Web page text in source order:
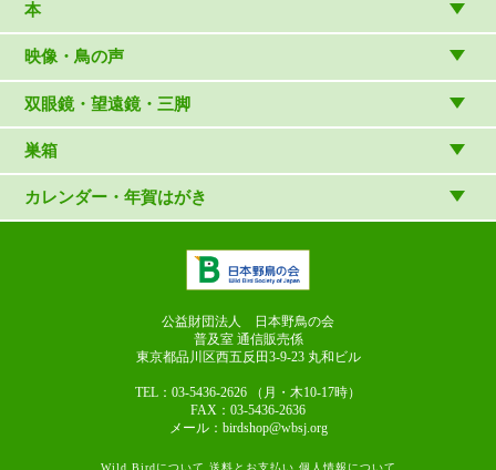
雑貨（村上康成）
マスコット・ブローチほか
本
図鑑
読み物
写真集・ガイドブック・絵本
日本野鳥の会連携団体の出版物
論文集（ストリクス）
映像・鳥の声
CD
DVD・ブルーレイ・ビデオ
鳴き声タッチペンなど
双眼鏡・望遠鏡・三脚
スターターセット
双眼鏡
巣箱
巣箱など
カレンダー・年賀はがき
公益財団法人 日本野鳥の会
普及室 通信販売係
東京都品川区西五反田3-9-23 丸和ビル
TEL：03-5436-2626
（月・木10-17時）
FAX：03-5436-2636
メール：birdshop@wbsj.org